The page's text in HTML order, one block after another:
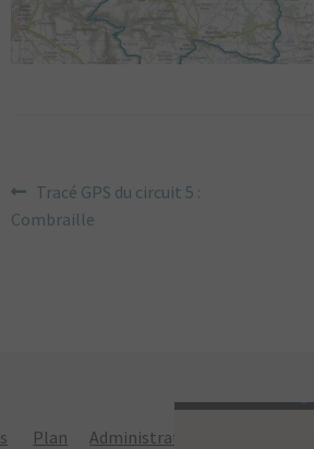
NAVIGATION
DE
Article
précédent :
Tracé GPS du circuit 5 :
Combraille
Plan
Administration